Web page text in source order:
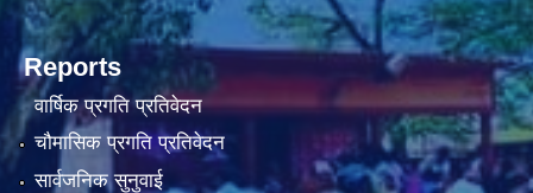
Reports
वार्षिक प्रगति प्रतिवेदन
चौमासिक प्रगति प्रतिवेदन
सार्वजनिक सुनुवाई